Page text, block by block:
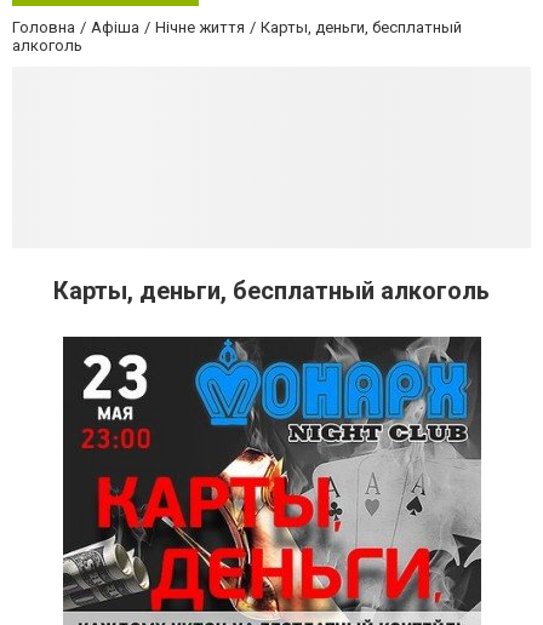
Головна Афіша Нічне життя
Карты, деньги, бесплатный
алкоголь
Карты, деньги, бесплатный алкоголь